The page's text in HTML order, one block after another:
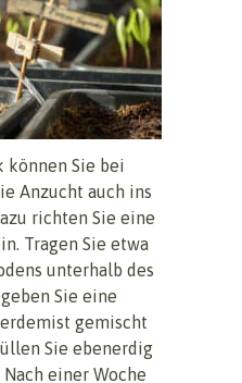
können Sie bei
Anzucht auch ins
richten Sie eine
Tragen Sie etwa
unterhalb des
Sie eine
gemischt
Sie ebenerdig
einer Woche